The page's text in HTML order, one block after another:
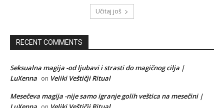
Učitaj još
RECENT COMMENTS
Seksualna magija -od ljubavi i strasti do magičnog cilja |
LuXenna on Veliki Veštičji Ritual
Mesečeva magija -nije samo igranje golih veštica na mesečini |